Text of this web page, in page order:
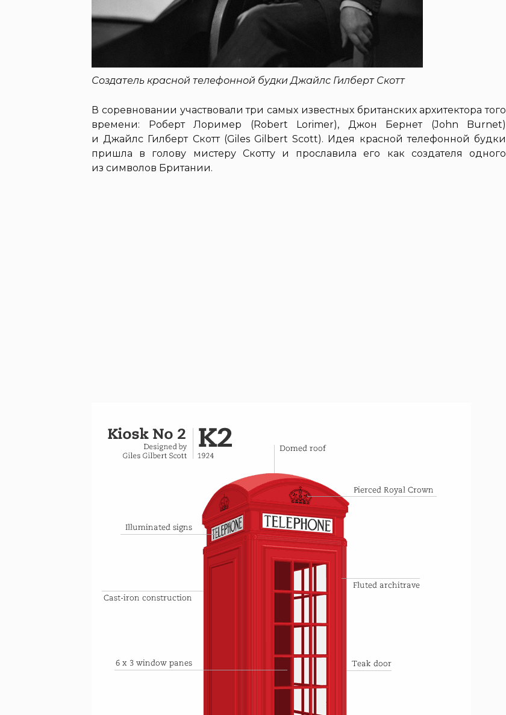
Создатель красной телефонной будки Джайлс Гилберт Скотт
В соревновании участвовали три самых известных британских архитектора того
времени: Роберт Лоример (Robert Lorimer), Джон Бернет (John Burnet)
и Джайлс Гилберт Скотт (Giles Gilbert Scott). Идея красной телефонной будки
пришла в голову мистеру Скотту и прославила его как создателя одного
из символов Британии.